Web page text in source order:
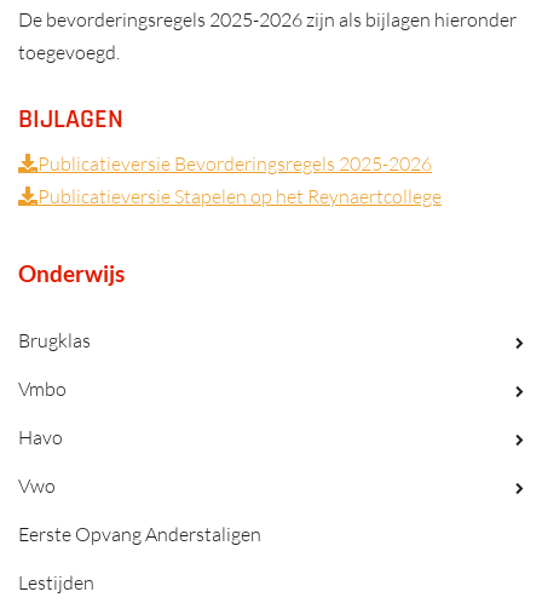
Onderwijs
Brugklas
Vmbo
Havo
Vwo
Eerste Opvang Anderstaligen
Lestijden
De bevorderingsregels 2025-2026 zijn als bijlagen hieronder
toegevoegd.
BIJLAGEN
Publicatieversie Bevorderingsregels 2025-2026
Publicatieversie Stapelen op het Reynaertcollege